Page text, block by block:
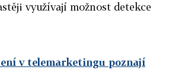
využívají možnost detekce
v telemarketingu poznají